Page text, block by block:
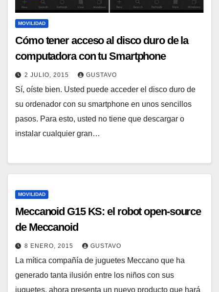
MOVILIDAD
Cómo tener acceso al disco duro de la
computadora con tu Smartphone
2 JULIO, 2015 GUSTAVO
Sí, oíste bien. Usted puede acceder el disco duro de
su ordenador con su smartphone en unos sencillos
pasos. Para esto, usted no tiene que descargar o
instalar cualquier gran…
MOVILIDAD
Meccanoid G15 KS: el robot open-source
de Meccanoid
8 ENERO, 2015 GUSTAVO
La mítica compañía de juguetes Meccano que ha
generado tanta ilusión entre los niños con sus
juguetes, ahora presenta un nuevo producto que hará